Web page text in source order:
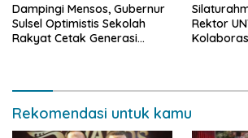
Dampingi Mensos, Gubernur
Sulsel Optimistis Sekolah
Rakyat Cetak Generasi
Rektor
Rekomendasi untuk kamu